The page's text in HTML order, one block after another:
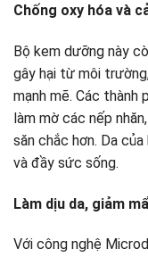
Chống oxy hóa và
Bộ kem dưỡng này
gây hại từ môi
mạnh mẽ. Các thành
làm mờ các nếp
săn chắc hơn. Da
và đầy sức sống.
Làm dịu da, giảm
Với công nghệ